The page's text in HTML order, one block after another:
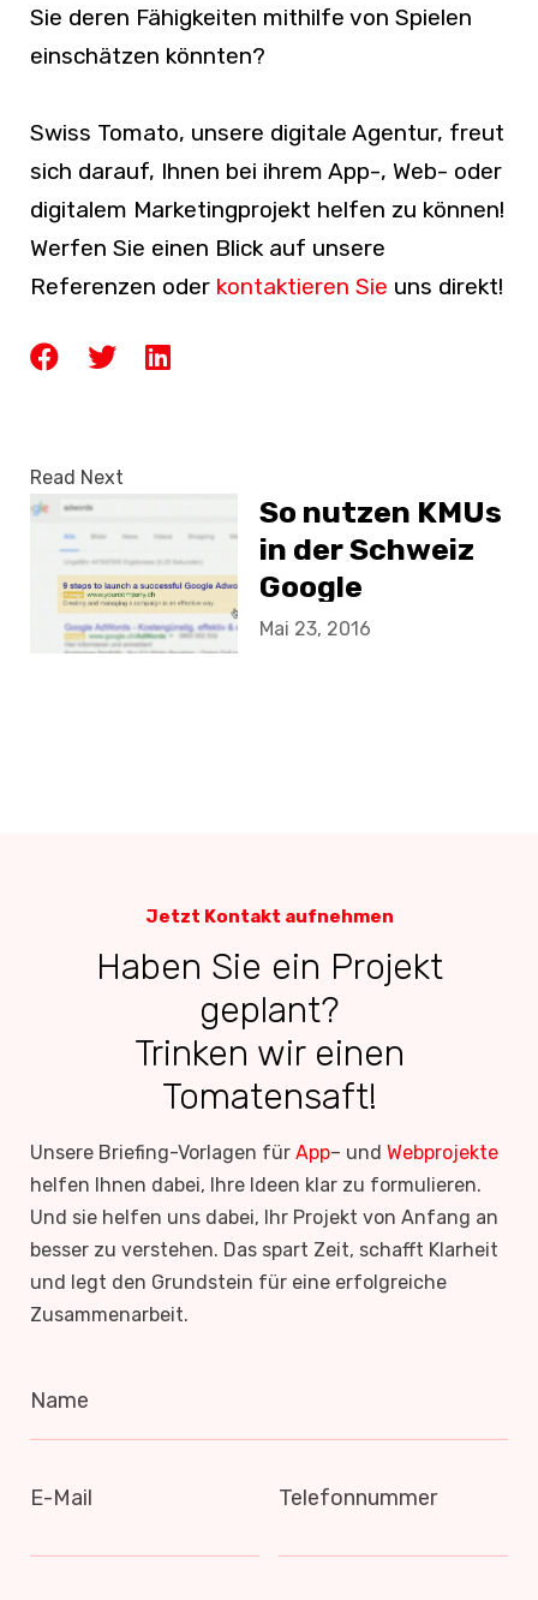
Sie deren Fähigkeiten mithilfe von Spielen
einschätzen könnten?
Swiss Tomato, unsere digitale Agentur, freut
sich darauf, Ihnen bei ihrem App-, Web- oder
digitalem Marketingprojekt helfen zu können!
Werfen Sie einen Blick auf unsere
Referenzen oder kontaktieren Sie uns direkt!
Read Next
So nutzen KMUs
in der Schweiz
Google
AdWords-
Mai 23, 2016
Jetzt Kontakt aufnehmen
Haben Sie ein Projekt
geplant?
Trinken wir einen
Tomatensaft!
Unsere Briefing-Vorlagen für App– und Webprojekte
helfen Ihnen dabei, Ihre Ideen klar zu formulieren.
Und sie helfen uns dabei, Ihr Projekt von Anfang an
besser zu verstehen. Das spart Zeit, schafft Klarheit
und legt den Grundstein für eine erfolgreiche
Zusammenarbeit.
Name
E-Mail Telefonnummer